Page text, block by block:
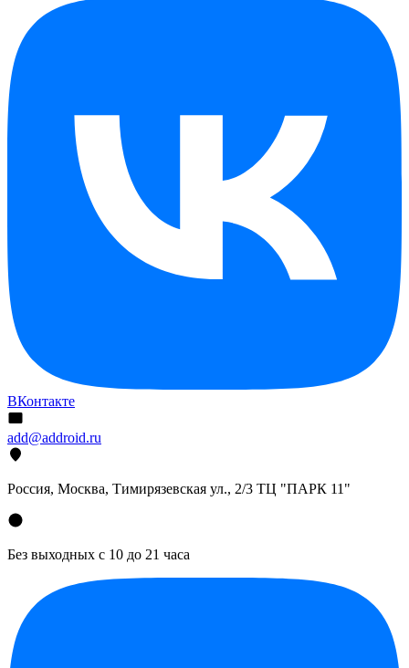
ВКонтакте
add@addroid.ru
Россия, Москва, Тимирязевская ул., 2/3 ТЦ "ПАРК 11"
Без выходных с 10 до 21 часа